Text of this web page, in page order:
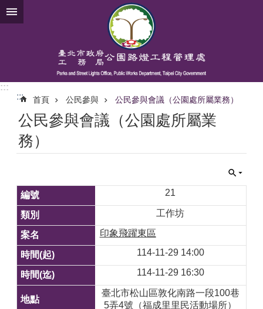
跳到主要內容區塊
:::
:::
首頁 公民參與 公民參與會議（公園處所屬業務）
公民參與會議（公園處所屬業
務）
21
工作坊
印象飛躍東區
114-11-29 14:00
114-11-29 16:30
臺北市松山區敦化南路一段100巷
5弄4號（福成里里民活動場所）